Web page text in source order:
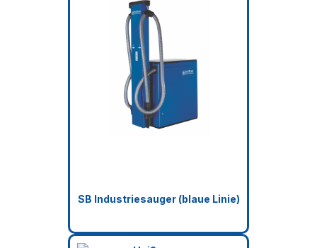
SB Industriesauger (blaue Linie)